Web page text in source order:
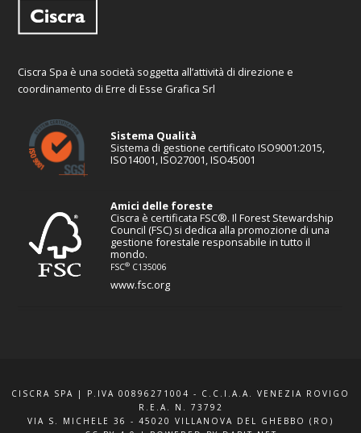
Ciscra Spa è una società soggetta all’attività di direzione e
coordinamento di Erre di Esse Grafica Srl
Sistema Qualità
Sistema di gestione certificato ISO9001:2015,
ISO14001, ISO27001, ISO45001
Amici delle foreste
Ciscra è certificata FSC®. Il Forest Stewardship
Council (FSC) si dedica alla promozione di una
gestione forestale responsabile in tutto il
mondo.
FSC® C135006
www.fsc.org
CISCRA SPA | P.IVA 00896271004 - C.C.I.A.A. VENEZIA ROVIGO
R.E.A. N. 73792
VIA S. MICHELE 36 - 45020 VILLANOVA DEL GHEBBO (RO)